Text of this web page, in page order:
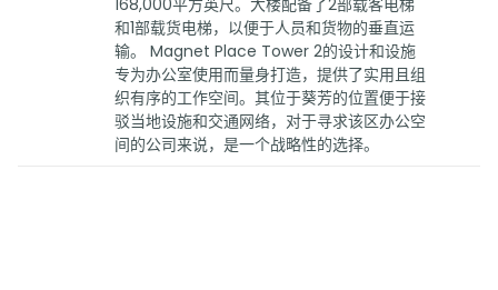
168,000平方英尺。大楼配备了2部载客电梯
和1部载货电梯，以便于人员和货物的垂直运
输。 Magnet Place Tower 2的设计和设施
专为办公室使用而量身打造，提供了实用且组
织有序的工作空间。其位于葵芳的位置便于接
驳当地设施和交通网络，对于寻求该区办公空
间的公司来说，是一个战略性的选择。